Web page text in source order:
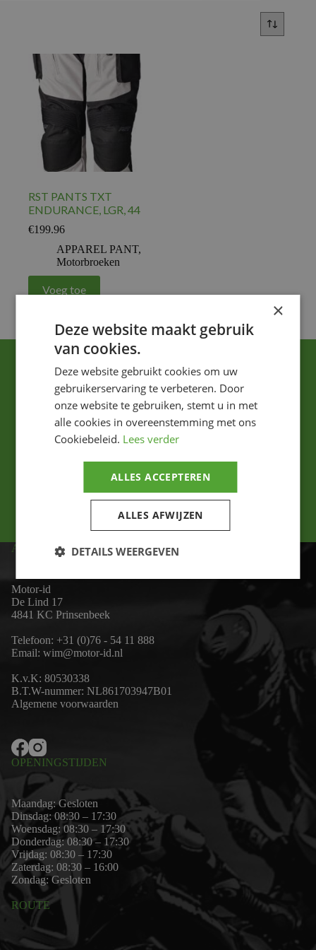
RST PANTS TXT
ENDURANCE, LGR, 44
€199.96
APPAREL PANT,
Motorbroeken
Voeg toe
Ik ga akkoord met het privacybeleid.
ADRES
Motor-id
De Lind 17
4841 KC Prinsenbeek
Telefoon: +31 (0)76 - 54 11 888
Email: wim@motor-id.nl
K.v.K: 80530338
B.T.W-nummer: NL861703947B01
Algemene voorwaarden
OPENINGSTIJDEN
Maandag: Gesloten
Dinsdag: 08:30 – 17:30
Woensdag: 08:30 – 17:30
Donderdag: 08:30 – 17:30
Vrijdag: 08:30 – 17:30
Zaterdag: 08:30 – 16:00
Zondag: Gesloten
ROUTE
×
Deze website maakt gebruik
van cookies.
Deze website gebruikt cookies om uw
gebruikerservaring te verbeteren. Door
onze website te gebruiken, stemt u in met
alle cookies in overeenstemming met ons
Cookiebeleid. Lees verder
ALLES ACCEPTEREN
ALLES AFWIJZEN
DETAILS WEERGEVEN